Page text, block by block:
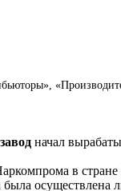
начал
в стране
осуществлена